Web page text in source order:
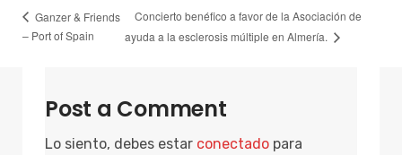
Ganzer & Friends
– Port of Spain
Concierto benéfico a favor de la Asociación de
ayuda a la esclerosis múltiple en Almería.
Post a Comment
Lo siento, debes estar conectado para